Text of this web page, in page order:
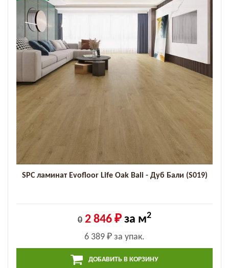
SPC ламинат Evofloor Life Oak Bali - Дуб Бали (S019)
0 2 846 ₽ за м2
6 389 ₽ за упак.
ДОБАВИТЬ В КОРЗИНУ